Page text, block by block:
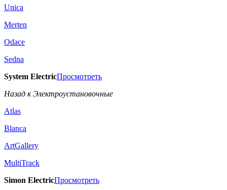
Unica
Merten
Odace
Sedna
System ElectricПросмотреть
Назад к Электроустановочные
Atlas
Blanca
ArtGallery
MultiTrack
Simon ElectricПросмотреть